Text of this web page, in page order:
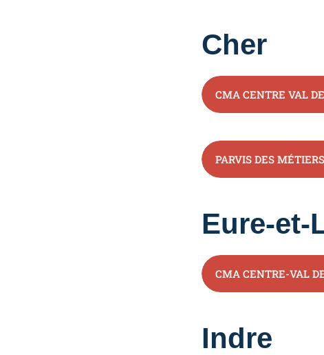
Cher
CMA CENTRE VAL
PARVIS DES MÉTIERS
Eure-et-
CMA CENTRE-VAL
Indre